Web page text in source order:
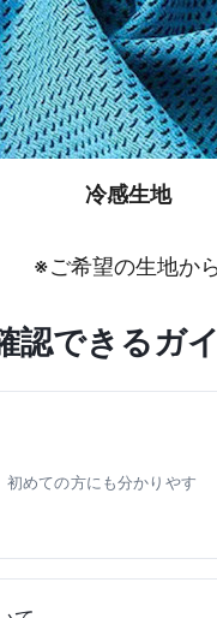
冷感生地
※ご希望の生地か
認できるガ
初めての方にも分かりやす